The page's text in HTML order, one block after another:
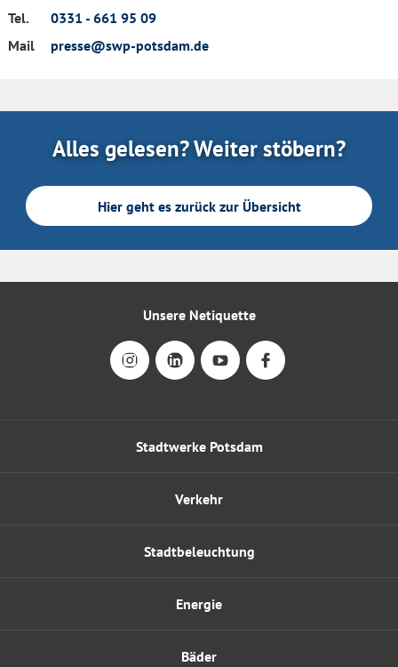
Tel.
0331 - 661 95 09
Mail
presse@swp-potsdam.de
Alles gelesen? Weiter stöbern?
Hier geht es zurück zur Übersicht
Stadtwerke Potsdam
Energie
Verkehr
Bäder
Stadtbeleuchtung
Unsere Netiquette